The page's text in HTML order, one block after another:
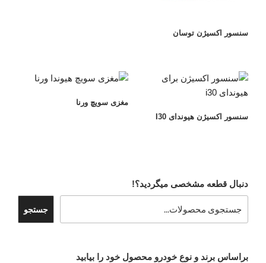
سنسور اکسیژن توسان
سنسور اکسیژن هیوندای I30
مغزی سویچ ورنا
دنبال قطعه مشخصی میگردید؟!
جستجو
براساس برند و نوع خودرو محصول خود را بیابید